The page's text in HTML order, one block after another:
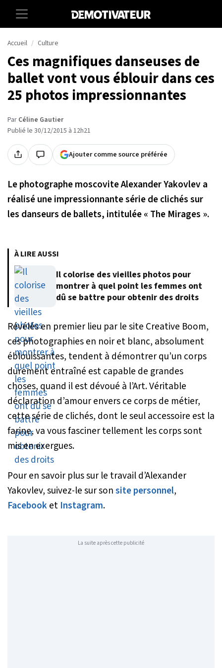
Accueil Culture
Ces magnifiques danseuses de
ballet vont vous éblouir dans ces
25 photos impressionnantes
Par Céline Gautier
Publié le 30/12/2015 à 12h21
Ajouter comme source préférée
Le photographe moscovite Alexander Yakovlev a
réalisé une impressionnante série de clichés sur
les danseurs de ballets, intitulée « The Mirages ».
À LIRE AUSSI
Il colorise des vieilles photos pour
montrer à quel point les femmes ont
dû se battre pour obtenir des droits
Révélés en premier lieu par le site Creative Boom,
ces photographies en noir et blanc, absolument
éblouissantes, tendent à démontrer qu’un corps
durement entraîné est capable de grandes
choses, quand il est dévoué à l’Art. Véritable
déclaration d’amour envers ce corps de métier,
cette série de clichés, dont le seul accessoire est la
farine, va vous fasciner tellement les corps sont
mis en exergues.
Pour en savoir plus sur le travail d’Alexander
Yakovlev, suivez-le sur sonsite personnel,
Facebooket Instagram.
La suite après cette publicité